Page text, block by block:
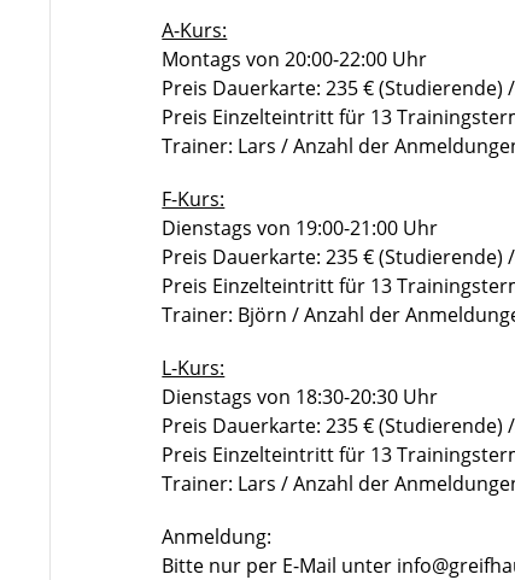
A-Kurs:
Montags von 20:00-22:00 Uhr
Preis Dauerkarte: 235 €
Preis Einzelteintritt für 13
Trainer: Lars / Anzahl der
F-Kurs:
Dienstags von 19:00-21:00 Uhr
Preis Dauerkarte: 235 €
Preis Einzelteintritt für 13
Trainer: Björn / Anzahl der
L-Kurs:
Dienstags von 18:30-20:30 Uhr
Preis Dauerkarte: 235 €
Preis Einzelteintritt für 13
Trainer: Lars / Anzahl der
Anmeldung:
Bitte nur per E-Mail unter